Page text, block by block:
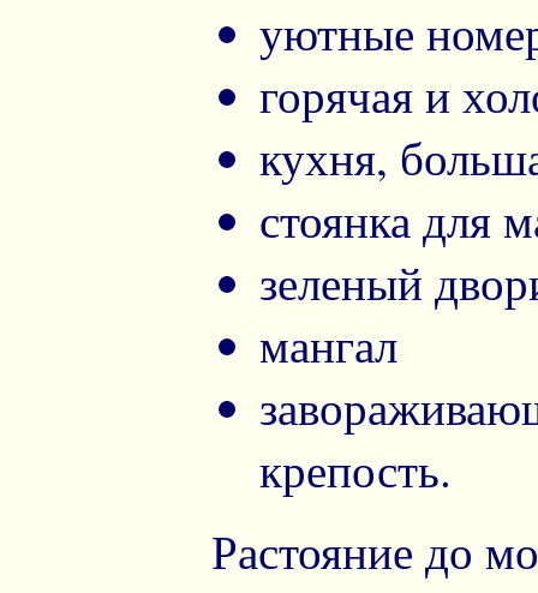
уютные
горячая и
кухня,
стоянка для
зеленый
мангал
крепость.
Растояние до